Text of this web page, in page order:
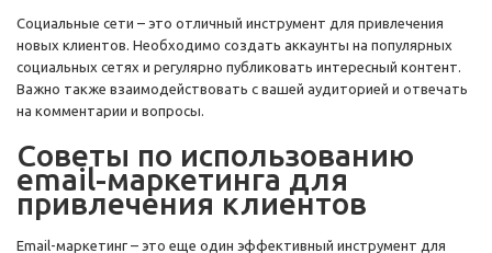
Социальные сети – это отличный инструмент для привлечения
новых клиентов. Необходимо создать аккаунты на популярных
социальных сетях и регулярно публиковать интересный контент.
Важно также взаимодействовать с вашей аудиторией и отвечать
на комментарии и вопросы.
Советы по использованию
email-маркетинга для
привлечения клиентов
Email-маркетинг – это еще один эффективный инструмент для